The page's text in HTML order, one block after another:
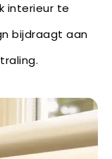
interieur te
bijdraagt aan